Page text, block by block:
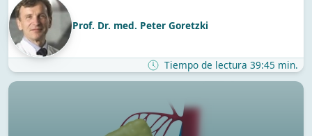
Prof. Dr. med. Peter Goretzki
Tiempo de lectura 39:45 min.